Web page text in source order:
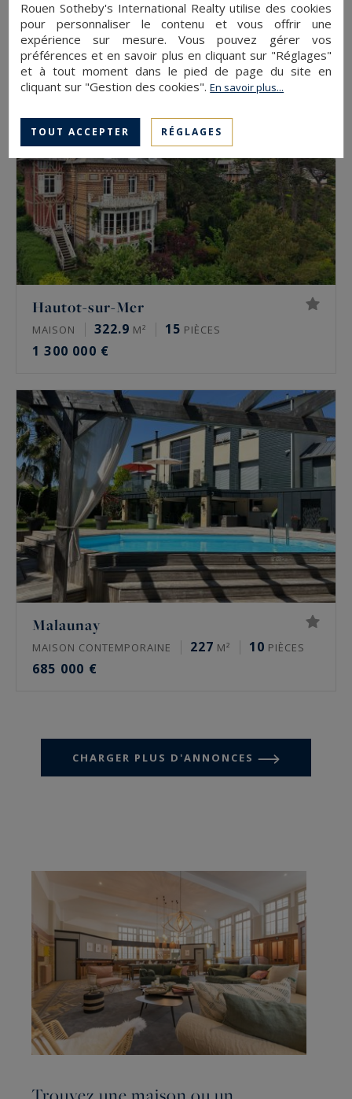
MAISON D'ARCHITECTE 450M² 20PIÈCES
4 950 000 €
Hautot-sur-Mer
MAISON 322.9 M² 15 PIÈCES
1 300 000 €
Malaunay
MAISON CONTEMPORAINE 227 M² 10 PIÈCES
685 000 €
CHARGER PLUS D'ANNONCES
Rouen Sotheby's International Realty utilise des cookies
pour personnaliser le contenu et vous offrir une
expérience sur mesure. Vous pouvez gérer vos
préférences et en savoir plus en cliquant sur "Réglages"
et à tout moment dans le pied de page du site en
cliquant sur "Gestion des cookies".En savoir plus...
TOUT ACCEPTER RÉGLAGES